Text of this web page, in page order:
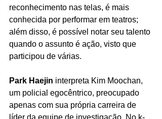
reconhecimento nas telas, é mais
conhecida por performar em teatros;
além disso, é possível notar seu talento
quando o assunto é ação, visto que
participou de várias.
Park Haejin interpreta Kim Moochan,
um policial egocêntrico, preocupado
apenas com sua própria carreira de
líder da equipe de investigação. No k-